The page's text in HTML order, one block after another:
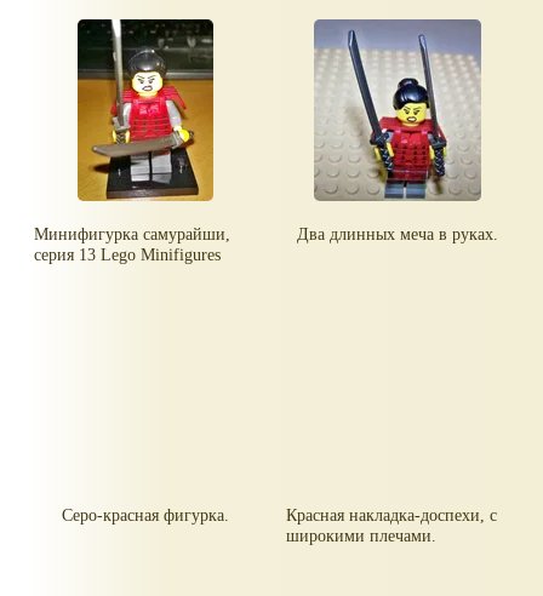
Минифигурка самурайши,
серия 13 Lego Minifigures
Два длинных меча в руках.
Серо-красная фигурка.
Красная накладка-доспехи, с
широкими плечами.